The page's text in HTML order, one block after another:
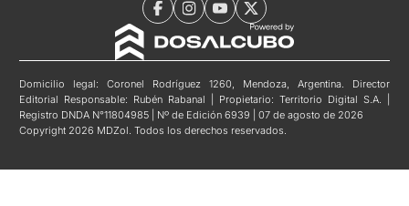
Domicilio legal: Coronel Rodríguez 1260, Mendoza, Argentina. Director
Editorial Responsable: Rubén Rabanal | Propietario: Territorio Digital S.A. |
Registro DNDA N°11804985 | Nº de Edición 6939 | 07 de agosto de 2026
Copyright 2026 MDZol. Todos los derechos reservados.